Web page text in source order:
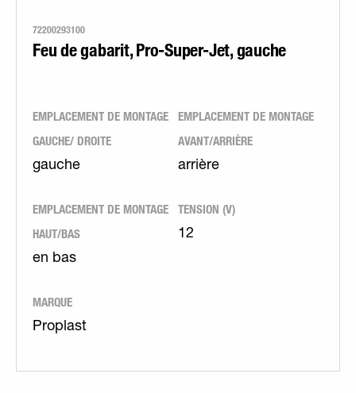
72200293100
Feu de gabarit, Pro-Super-Jet, gauche
EMPLACEMENT DE MONTAGE
GAUCHE/ DROITE
gauche
EMPLACEMENT DE MONTAGE
AVANT/ARRIÈRE
arrière
EMPLACEMENT DE MONTAGE
HAUT/BAS
en bas
TENSION (V)
12
MARQUE
Proplast